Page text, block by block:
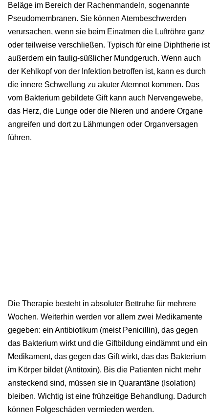
Beläge im Bereich der Rachenmandeln, sogenannte
Pseudomembranen. Sie können Atembeschwerden
verursachen, wenn sie beim Einatmen die Luftröhre ganz
oder teilweise verschließen. Typisch für eine Diphtherie ist
außerdem ein faulig-süßlicher Mundgeruch. Wenn auch
der Kehlkopf von der Infektion betroffen ist, kann es durch
die innere Schwellung zu akuter Atemnot kommen. Das
vom Bakterium gebildete Gift kann auch Nervengewebe,
das Herz, die Lunge oder die Nieren und andere Organe
angreifen und dort zu Lähmungen oder Organversagen
führen.
Die Therapie besteht in absoluter Bettruhe für mehrere
Wochen. Weiterhin werden vor allem zwei Medikamente
gegeben: ein Antibiotikum (meist Penicillin), das gegen
das Bakterium wirkt und die Giftbildung eindämmt und ein
Medikament, das gegen das Gift wirkt, das das Bakterium
im Körper bildet (Antitoxin). Bis die Patienten nicht mehr
ansteckend sind, müssen sie in Quarantäne (Isolation)
bleiben. Wichtig ist eine frühzeitige Behandlung. Dadurch
können Folgeschäden vermieden werden.